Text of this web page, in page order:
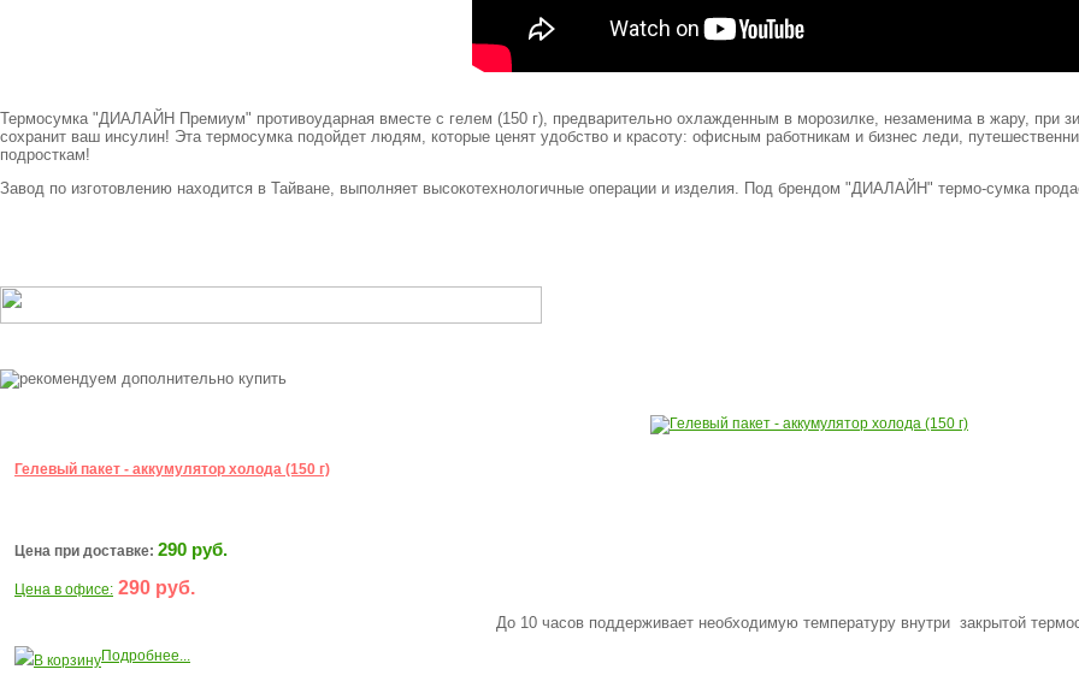
Термосумка "ДИАЛАЙН Премиум" противоударная вместе с гелем (150 г), предварительно охлажденным в морозилке, незаменима в жару, при
сохранит ваш инсулин! Эта термосумка подойдет людям, которые ценят удобство и красоту: офисным работникам и бизнес леди,
подросткам!
Завод по изготовлению находится в Тайване, выполняет высокотехнологичные операции и изделия. Под брендом "ДИАЛАЙН" термо-сумка
Гелевый пакет - аккумулятор холода (150 г)
Цена при доставке: 290 руб.
Цена в офисе: 290 руб.
До 10 часов поддерживает необходимую температуру внутри закрытой
В корзинуПодробнее...